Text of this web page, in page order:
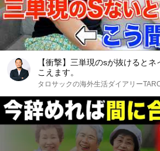
【衝撃】三単現のsが抜けると
こえます。
タロサックの海外生活ダイアリー